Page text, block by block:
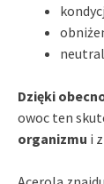
Dzięki
owoc ten
organizmu i